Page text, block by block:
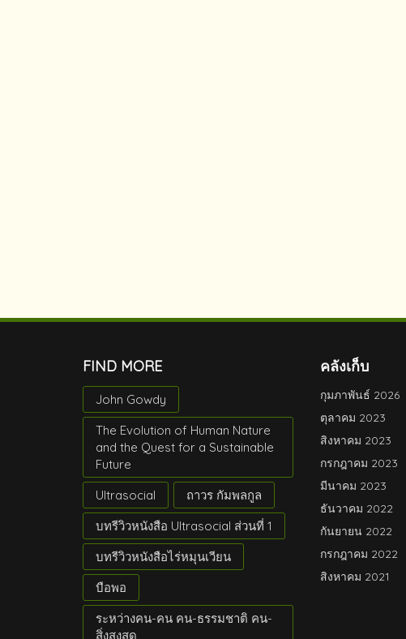
FIND MORE
John Gowdy
The Evolution of Human Nature
and the Quest for a Sustainable
Future
Ultrasocial
ถาวร กัมพลกูล
บทรีวิวหนังสือ Ultrasocial ส่วนที่ 1
บทรีวิวหนังสือไร่หมุนเวียน
บือพอ
ระหว่างคน-คน คน-ธรรมชาติ คน-
สิ่งสูงสุด
คลังเก็บ
กุมภาพันธ์ 2026
ตุลาคม 2023
สิงหาคม 2023
กรกฎาคม 2023
มีนาคม 2023
ธันวาคม 2022
กันยายน 2022
กรกฎาคม 2022
สิงหาคม 2021